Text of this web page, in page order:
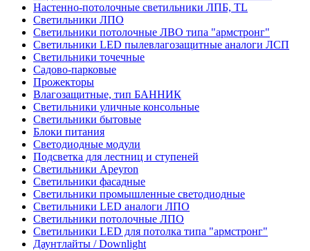
Настенно-потолочные светильники ЛПБ, TL
Светильники ЛПО
Светильники потолочные ЛВО типа "армстронг"
Светильники LED пылевлагозащитные аналоги ЛСП
Светильники точечные
Садово-парковые
Прожекторы
Влагозащитные, тип БАННИК
Светильники уличные консольные
Светильники бытовые
Блоки питания
Светодиодные модули
Подсветка для лестниц и ступеней
Светильники Apeyron
Светильники фасадные
Светильники промышленные светодиодные
Светильники LED аналоги ЛПО
Светильники потолочные ЛПО
Светильники LED для потолка типа "армстронг"
Даунтлайты / Downlight